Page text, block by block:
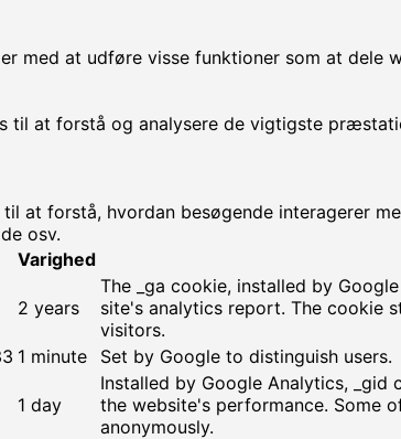
med at udføre visse funktioner som at dele
til at forstå og analysere de vigtigste
at forstå, hvordan besøgende interagerer
osv.
Varighed
2 years
The _ga cookie, installed by
site's analytics report. The cookie
visitors.
1 minute Set by Google to distinguish users.
1 day
Installed by Google Analytics,
the website's performance. Some
anonymously.